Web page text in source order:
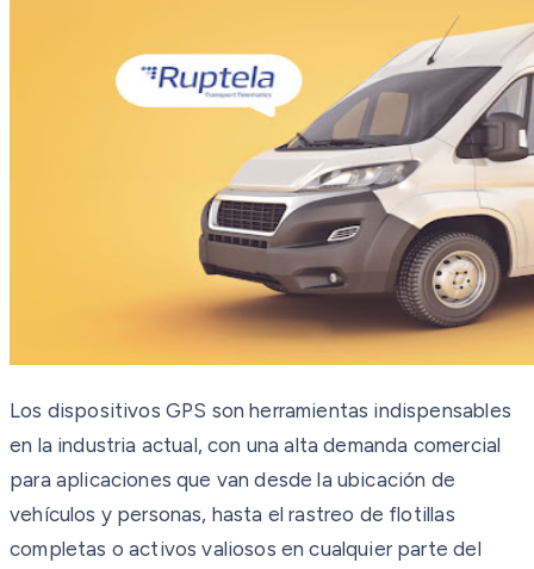
Los dispositivos GPS son herramientas indispensables
en la industria actual, con una alta demanda comercial
para aplicaciones que van desde la ubicación de
vehículos y personas, hasta el rastreo de flotillas
completas o activos valiosos en cualquier parte del